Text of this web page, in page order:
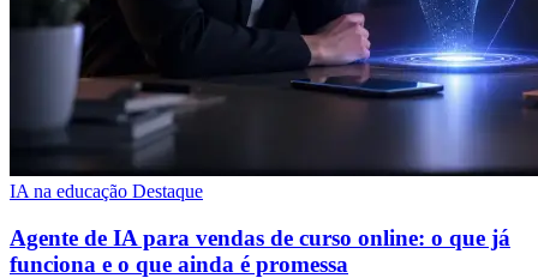
IA na educação Destaque
Agente de IA para vendas de curso online: o que já
funciona e o que ainda é promessa